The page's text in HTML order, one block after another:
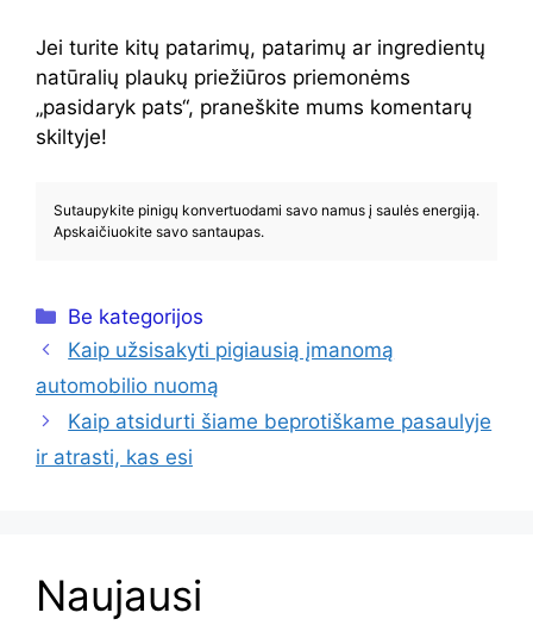
Jei turite kitų patarimų, patarimų ar ingredientų
natūralių plaukų priežiūros priemonėms
„pasidaryk pats“, praneškite mums komentarų
skiltyje!
Sutaupykite pinigų konvertuodami savo namus į saulės energiją.
Apskaičiuokite savo santaupas.
Kategorijos
Be kategorijos
Kaip užsisakyti pigiausią įmanomą
automobilio nuomą
Kaip atsidurti šiame beprotiškame pasaulyje
ir atrasti, kas esi
Naujausi